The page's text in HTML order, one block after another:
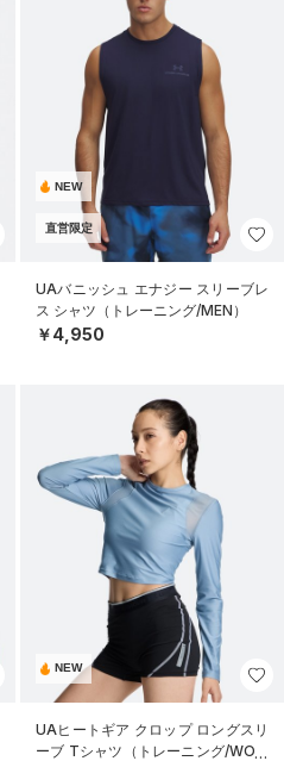
NEW
直営限定
UAバニッシュ エナジー スリーブレ
ス シャツ（トレーニング/MEN）
￥4,950
NEW
UAヒートギア クロップ ロングスリ
ーブ Tシャツ（トレーニング/WOM